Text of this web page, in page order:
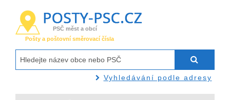
PSČ měst a obcí
Pošty a poštovní směrovací čísla
Vyhledávání podle adresy